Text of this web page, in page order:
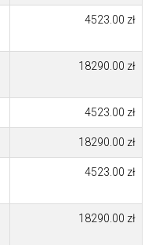
4523.00 zł
18290.00 zł
4523.00 zł
18290.00 zł
4523.00 zł
18290.00 zł